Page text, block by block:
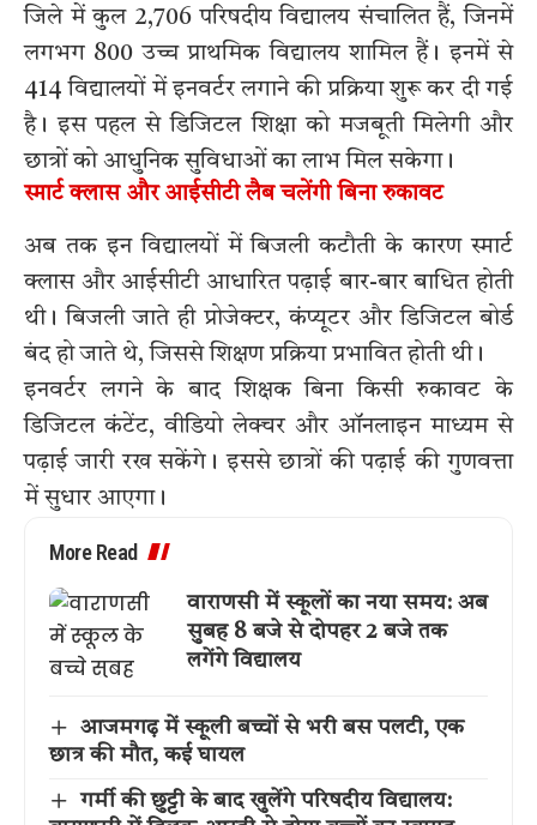
जिले में कुल 2,706 परिषदीय विद्यालय संचालित हैं, जिनमें
लगभग 800 उच्च प्राथमिक विद्यालय शामिल हैं। इनमें से
414 विद्यालयों में इनवर्टर लगाने की प्रक्रिया शुरू कर दी गई
है। इस पहल से डिजिटल शिक्षा को मजबूती मिलेगी और
छात्रों को आधुनिक सुविधाओं का लाभ मिल सकेगा।
स्मार्ट क्लास और आईसीटी लैब चलेंगी बिना रुकावट
अब तक इन विद्यालयों में बिजली कटौती के कारण स्मार्ट
क्लास और आईसीटी आधारित पढ़ाई बार-बार बाधित होती
थी। बिजली जाते ही प्रोजेक्टर, कंप्यूटर और डिजिटल बोर्ड
बंद हो जाते थे, जिससे शिक्षण प्रक्रिया प्रभावित होती थी।
इनवर्टर लगने के बाद शिक्षक बिना किसी रुकावट के
डिजिटल कंटेंट, वीडियो लेक्चर और ऑनलाइन माध्यम से
पढ़ाई जारी रख सकेंगे। इससे छात्रों की पढ़ाई की गुणवत्ता
में सुधार आएगा।
More Read
वाराणसी में स्कूलों का नया समय: अब
सुबह 8 बजे से दोपहर 2 बजे तक
लगेंगे विद्यालय
आजमगढ़ में स्कूली बच्चों से भरी बस पलटी, एक
छात्र की मौत, कई घायल
गर्मी की छुट्टी के बाद खुलेंगे परिषदीय विद्यालय: